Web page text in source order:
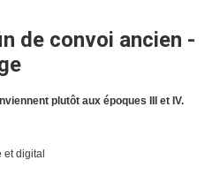
de convoi ancien -
plutôt aux époques III et IV.
digital